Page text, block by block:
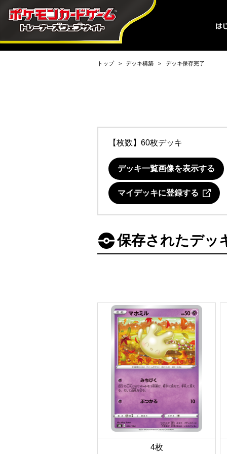
トップ デッキ構築 デッキ保存完了
【枚数】60枚デッキ
デッキ一覧画像を表示する
マイデッキに登録する
保存されたデッ
4枚